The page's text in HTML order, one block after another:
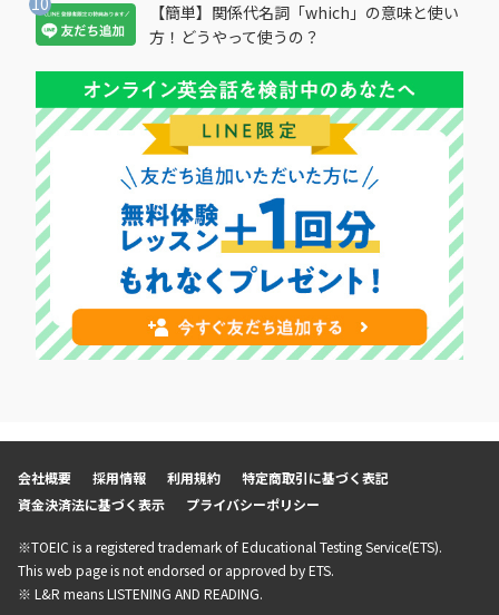
【簡単】関係代名詞「which」の意味と使い
方！どうやって使うの？
会社概要 採用情報 利用規約
特定商取引に基づく表記
資金決済法に基づく表示
プライバシーポリシー
※TOEIC is a registered trademark of Educational Testing Service(ETS).
This web page is not endorsed or approved by ETS.
※ L&R means LISTENING AND READING.